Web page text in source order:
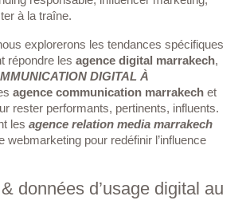
à la traîne.
explorerons les tendances spécifiques
répondre les agence digital marrakech,
DIGITAL À
agence communication marrakech et
rester performants, pertinents, influents.
les agence relation media marrakech
webmarketing pour redéfinir l’influence
données d’usage digital au